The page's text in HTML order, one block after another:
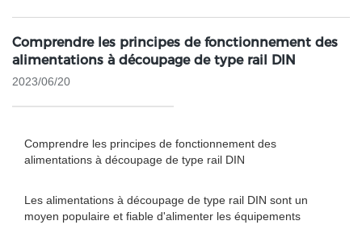
Comprendre les principes de fonctionnement des
alimentations à découpage de type rail DIN
2023/06/20
Comprendre les principes de fonctionnement des
alimentations à découpage de type rail DIN
Les alimentations à découpage de type rail DIN sont un
moyen populaire et fiable d'alimenter les équipements